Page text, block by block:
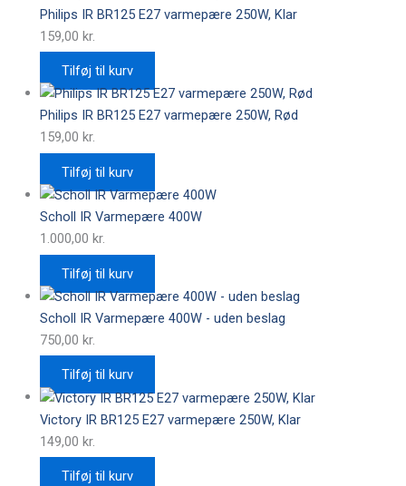
Philips IR BR125 E27 varmepære 250W, Klar
159,00 kr.
Tilføj til kurv
Philips IR BR125 E27 varmepære 250W, Rød
159,00 kr.
Tilføj til kurv
Scholl IR Varmepære 400W
1.000,00 kr.
Tilføj til kurv
Scholl IR Varmepære 400W - uden beslag
750,00 kr.
Tilføj til kurv
Victory IR BR125 E27 varmepære 250W, Klar
149,00 kr.
Tilføj til kurv